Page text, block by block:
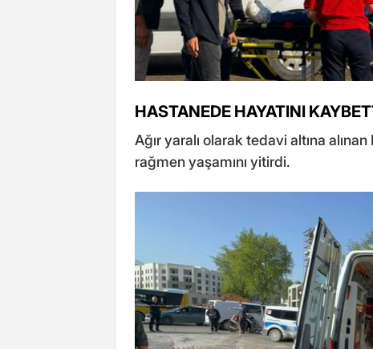
HASTANEDE HAYATINI
Ağır yaralı olarak tedavi altına
rağmen yaşamını yitirdi.